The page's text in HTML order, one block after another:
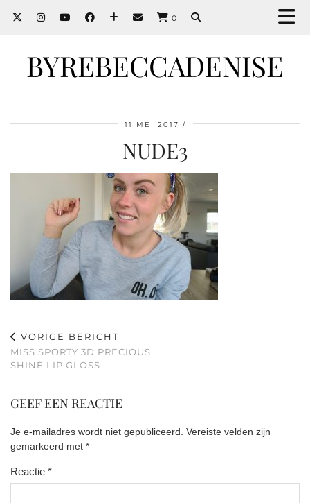
0
BYREBECCADENISE
11 MEI 2017
NUDE3
VORIGE BERICHT
MISS SPORTY 3D PRECIOUS
SHINE LIP GLOSS
GEEF EEN REACTIE
Je e-mailadres wordt niet gepubliceerd. Vereiste velden zijn
gemarkeerd met *
Reactie *